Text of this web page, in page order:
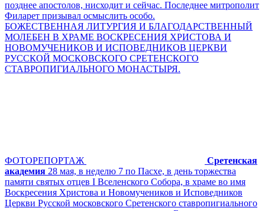
позднее апостолов, нисходит и сейчас. Последнее митрополит
Филарет призывал осмыслить особо.
БОЖЕСТВЕННАЯ ЛИТУРГИЯ И БЛАГОДАРСТВЕННЫЙ
МОЛЕБЕН В ХРАМЕ ВОСКРЕСЕНИЯ ХРИСТОВА И
НОВОМУЧЕНИКОВ И ИСПОВЕДНИКОВ ЦЕРКВИ
РУССКОЙ МОСКОВСКОГО СРЕТЕНСКОГО
СТАВРОПИГИАЛЬНОГО МОНАСТЫРЯ.
ФОТОРЕПОРТАЖ
Сретенская
академия 28 мая, в неделю 7 по Пасхе, в день торжества
памяти святых отцев I Вселенского Собора, в храме во имя
Воскресения Христова и Новомучеников и Исповедников
Церкви Русской московского Сретенского ставропигиального